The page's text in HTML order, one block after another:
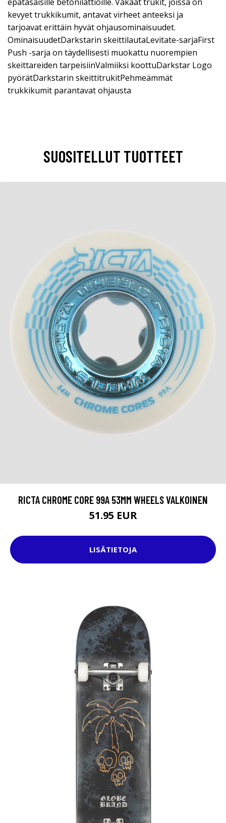
kevyet trukkikumit, antavat virheet anteeksi ja
tarjoavat erittäin hyvät ohjausominaisuudet.
OminaisuudetDarkstarin skeittilautaLevitate-sarjaFirst
Push -sarja on täydellisesti muokattu nuorempien
skeittareiden tarpeisiinValmiiksi koottuDarkstar Logo
pyörätDarkstarin skeittitrukitPehmeämmät
trukkikumit parantavat ohjausta
SUOSITELLUT TUOTTEET
RICTA CHROME CORE 99A 53MM WHEELS VALKOINEN
51.95 EUR
LISÄTIETOJA